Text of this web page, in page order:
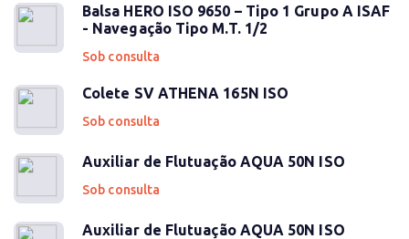
Balsa HERO ISO 9650 – Tipo 1 Grupo A ISAF
- Navegação Tipo M.T. 1/2
Sob consulta
Colete SV ATHENA 165N ISO
Sob consulta
Auxiliar de Flutuação AQUA 50N ISO
Sob consulta
Auxiliar de Flutuação AQUA 50N ISO